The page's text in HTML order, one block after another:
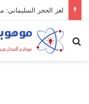
لغز الحجر السليماني:
بحث عن